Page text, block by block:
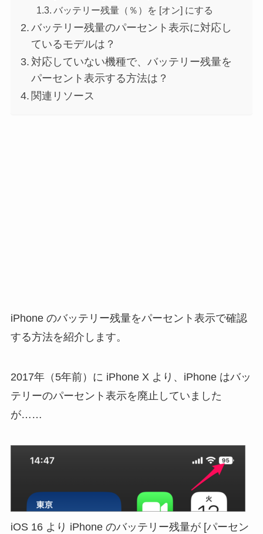
バッテリー残量（％）を [オン] にする
バッテリー残量のパーセント表示に対応し
ているモデルは？
対応していない機種で、バッテリー残量を
パーセント表示する方法は？
関連リソース
iPhone のバッテリー残量をパーセント表示で確認
する方法を紹介します。
2017年（5年前）に iPhone X より、iPhone はバッ
テリーのパーセント表示を廃止していました
が……
iOS 16 より iPhone のバッテリー残量が [パーセン